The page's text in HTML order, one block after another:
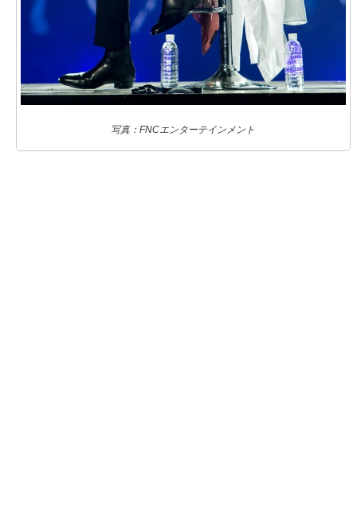
写真：FNCエンターテインメント